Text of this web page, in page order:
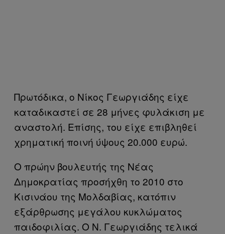
Πρωτόδικα, ο Νίκος Γεωργιάδης είχε
καταδικαστεί σε 28 μήνες φυλάκιση με
αναστολή. Επίσης, του είχε επιβληθεί
χρηματική ποινή ύψους 20.000 ευρώ.
O πρώην βουλευτής της Νέας
Δημοκρατίας προσήχθη το 2010 στο
Κισινάου της Μολδαβίας, κατόπιν
εξάρθρωσης μεγάλου κυκλώματος
παιδοφιλίας. Ο Ν. Γεωργιάδης τελικά